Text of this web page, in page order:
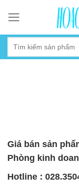
content
Giá bán sản
Phòng kinh
Hotline :